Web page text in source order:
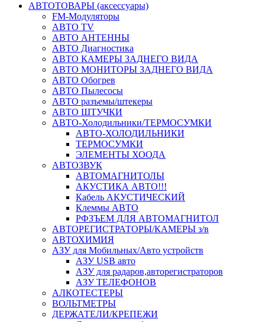
АВТОТОВАРЫ (аксессуары)
FM-Модуляторы
АВТО TV
АВТО АНТЕННЫ
АВТО Диагностика
АВТО КАМЕРЫ ЗАДНЕГО ВИДА
АВТО МОНИТОРЫ ЗАДНЕГО ВИДА
АВТО Обогрев
АВТО Пылесосы
АВТО разъемы/штекеры
АВТО ШТУЧКИ
АВТО-Холодильники/ТЕРМОСУМКИ
АВТО-ХОЛОДИЛЬНИКИ
ТЕРМОСУМКИ
ЭЛЕМЕНТЫ ХООДА
АВТОЗВУК
АВТОМАГНИТОЛЫ
АКУСТИКА АВТО!!!
Кабель АКУСТИЧЕСКИЙ
Клеммы АВТО
РФЗЪЕМ ДЛЯ АВТОМАГНИТОЛ
АВТОРЕГИСТРАТОРЫ/КАМЕРЫ з/в
АВТОХИМИЯ
АЗУ для Мобильных/Авто устройств
АЗУ USB авто
АЗУ для радаров,авторегистраторов
АЗУ ТЕЛЕФОНОВ
АЛКОТЕСТЕРЫ
ВОЛЬТМЕТРЫ
ДЕРЖАТЕЛИ/КРЕПЕЖИ